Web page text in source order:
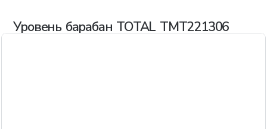
Уровень барабан TOTAL TMT221306